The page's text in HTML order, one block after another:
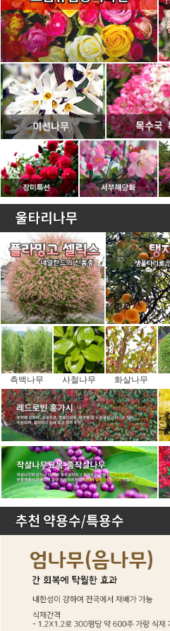
측백나무 사철나무 화살나무